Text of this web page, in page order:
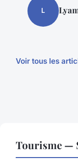
L
Voir tous les
Tourisme —